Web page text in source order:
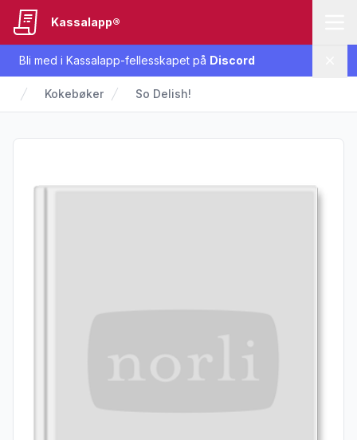
Bli med i Kassalapp-fellesskapet på Discord
Kassalapp®
Kokebøker So Delish!